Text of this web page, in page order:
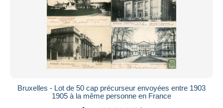
Bruxelles - Lot de 50 cap précurseur envoyées entre 1903
1905 à la même personne en France